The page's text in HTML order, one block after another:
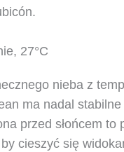
27°C
nieba z
ma nadal
przed słońcem to
cieszyć się